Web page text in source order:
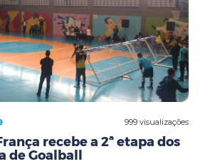
999 visualizações
recebe a 2ª etapa dos
de Goalball